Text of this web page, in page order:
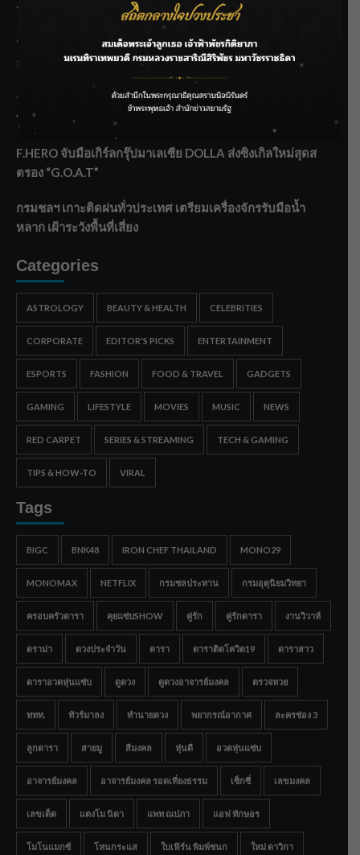
ระบายน้ำศรีสองรักฯ
‘แมน การิน’ แชร์ความเชื่อชวนคิด! “อยากกินอะไรหลังจาก
ลาโลกนี้ ให้ใส่บาตรสิ่งนั้นไว้ตอนยังมีชีวิต”
ราชเลขานุการในพระองค์ฯ ติดตามโครงการหุบกะพง–ห้วย
ทรายใต้ เสริมความมั่นคงน้ำเพชรบุรี
F.HERO จับมือเกิร์ลกรุ๊ปมาเลเซีย DOLLA ส่งซิงเกิลใหม่สุดส
ตรอง “G.O.A.T”
กรมชลฯ เกาะติดฝนทั่วประเทศ เตรียมเครื่องจักรรับมือน้ำ
หลาก เฝ้าระวังพื้นที่เสี่ยง
Categories
ASTROLOGY BEAUTY & HEALTH CELEBRITIES
CORPORATE EDITOR'S PICKS ENTERTAINMENT
ESPORTS FASHION FOOD & TRAVEL GADGETS
GAMING LIFESTYLE MOVIES MUSIC NEWS
RED CARPET SERIES & STREAMING TECH & GAMING
TIPS & HOW-TO VIRAL
Tags
BIGC BNK48 IRON CHEF THAILAND MONO29
MONOMAX NETFLIX กรมชลประทาน กรมอุตุนิยมวิทยา
ครอบครัวดารา คุยแซ่บSHOW คู่รัก คู่รักดารา งานวิวาห์
ดราม่า ดวงประจำวัน ดารา ดาราติดโควิด19 ดาราสาว
ดาราอวดหุ่นแซ่บ ดูดวง ดูดวงอาจารย์มงคล ตรวจหวย
ททท. ทัวร์มาลง ทำนายดวง พยากรณ์อากาศ ละครช่อง 3
ลูกดารา สายมู สีมงคล หุ่นดี อวดหุ่นแซ่บ
อาจารย์มงคล อาจารย์มงคล รอดเที่ยงธรรม เซ็กซี่ เลขมงคล
เลขเด็ด แตงโม นิดา แพท ณปภา แอฟ ทักษอร
โมโนแมกซ์ โหนกระแส ใบเฟิร์น พิมพ์ชนก ใหม่ ดาวิกา